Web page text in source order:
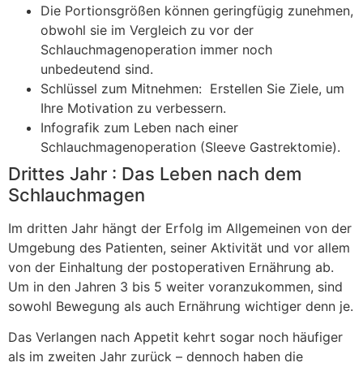
Die Portionsgrößen können geringfügig zunehmen,
obwohl sie im Vergleich zu vor der
Schlauchmagenoperation immer noch
unbedeutend sind.
Schlüssel zum Mitnehmen: Erstellen Sie Ziele, um
Ihre Motivation zu verbessern.
Infografik zum Leben nach einer
Schlauchmagenoperation (Sleeve Gastrektomie).
Drittes Jahr : Das Leben nach dem
Schlauchmagen
Im dritten Jahr hängt der Erfolg im Allgemeinen von der
Umgebung des Patienten, seiner Aktivität und vor allem
von der Einhaltung der postoperativen Ernährung ab.
Um in den Jahren 3 bis 5 weiter voranzukommen, sind
sowohl Bewegung als auch Ernährung wichtiger denn je.
Das Verlangen nach Appetit kehrt sogar noch häufiger
als im zweiten Jahr zurück – dennoch haben die